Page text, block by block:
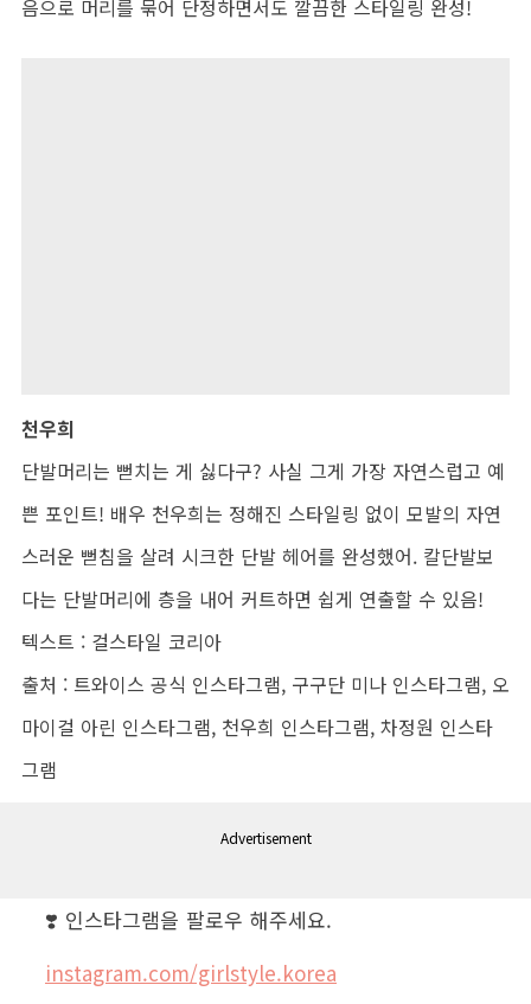
음으로 머리를 묶어 단정하면서도 깔끔한 스타일링 완성!
천우희
단발머리는 뻗치는 게 싫다구? 사실 그게 가장 자연스럽고 예
쁜 포인트! 배우 천우희는 정해진 스타일링 없이 모발의 자연
스러운 뻗침을 살려 시크한 단발 헤어를 완성했어. 칼단발보
다는 단발머리에 층을 내어 커트하면 쉽게 연출할 수 있음!
텍스트 : 걸스타일 코리아
출처 : 트와이스 공식 인스타그램, 구구단 미나 인스타그램, 오
마이걸 아린 인스타그램, 천우희 인스타그램, 차정원 인스타
그램
Advertisement
❣️ 인스타그램을 팔로우 해주세요.
instagram.com/girlstyle.korea